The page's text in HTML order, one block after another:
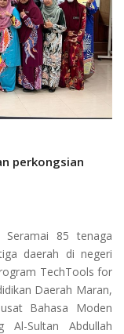
perkongsian
85 tenaga
daerah di negeri
TechTools for
Daerah Maran,
Bahasa Moden
Al-Sultan Abdullah